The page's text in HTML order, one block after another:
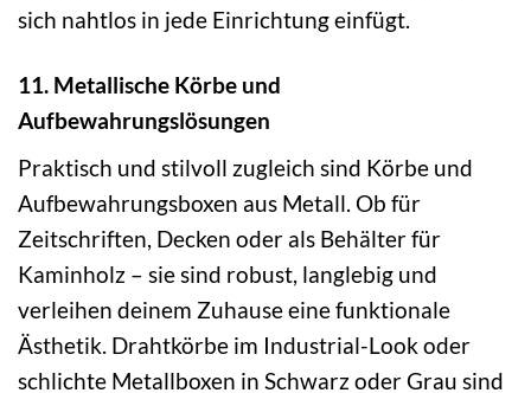
sich nahtlos in jede Einrichtung einfügt.
11. Metallische Körbe und
Aufbewahrungslösungen
Praktisch und stilvoll zugleich sind Körbe und
Aufbewahrungsboxen aus Metall. Ob für
Zeitschriften, Decken oder als Behälter für
Kaminholz – sie sind robust, langlebig und
verleihen deinem Zuhause eine funktionale
Ästhetik. Drahtkörbe im Industrial-Look oder
schlichte Metallboxen in Schwarz oder Grau sind